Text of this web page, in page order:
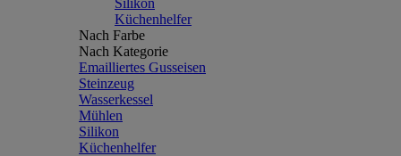
Silikon
Küchenhelfer
Nach Farbe
Nach Kategorie
Emailliertes Gusseisen
Steinzeug
Wasserkessel
Mühlen
Silikon
Küchenhelfer